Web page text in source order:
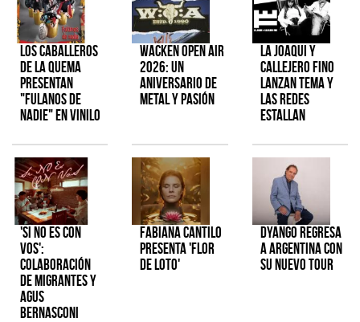
Los Caballeros
de la Quema
presentan
"Fulanos de
Nadie" en vinilo
Wacken Open Air
2026: Un
aniversario de
metal y pasión
La Joaqui y
Callejero Fino
lanzan tema y
las redes
estallan
'Si No Es Con
Vos':
colaboración
de Migrantes y
Agus
Bernasconi
Fabiana Cantilo
presenta 'Flor
de Loto'
Dyango regresa
a Argentina con
su nuevo tour